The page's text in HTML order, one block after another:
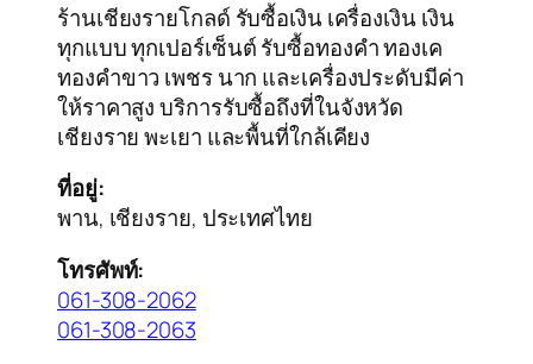
ร้านเชียงรายโกลด์ รับซื้อเงิน เครื่องเงิน เงิน
ทุกแบบ ทุกเปอร์เซ็นต์ รับซื้อทองคำ ทองเค
ทองคำขาว เพชร นาก และเครื่องประดับมีค่า
ให้ราคาสูง บริการรับซื้อถึงที่ในจังหวัด
เชียงราย พะเยา และพื้นที่ใกล้เคียง
ที่อยู่:
พาน, เชียงราย, ประเทศไทย
โทรศัพท์:
061-308-2062
061-308-2063